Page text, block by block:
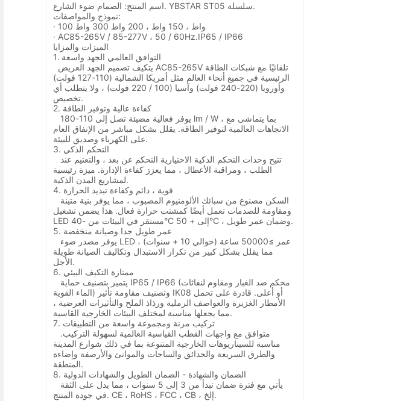
اسم المنتج: الصمام ضوء الشارع. YBSTAR ST05 سلسلة.
نموذج والمواصفات:
·
100 واط ، 150 واط ، 200 واط 300 واط
· AC85-265V / 85-277V ، 50 / 60Hz.IP65 / IP66
الميزات والمزايا
1. التوافق العالمي الجهد واسعة
يتكيف تصميم الجهد العريض AC85-265V تلقائيًا مع شبكات الطاقة
الرئيسية في جميع أنحاء العالم مثل أمريكا الشمالية (110-127 فولت)
وأوروبا (220-240 فولت) وآسيا (100 / 220 فولت) ، ولا يتطلب أي
تخصيص.
2. كفاءة عالية وتوفير الطاقة
يوفر فعالية مضيئة تصل إلى 110-180 lm / W ، بما يتماشى مع
الاتجاهات العالمية لتوفير الطاقة. يقلل بشكل مباشر من الإنفاق العام
على الكهرباء وصديق للبيئة.
3. التحكم الذكي
تتيح وحدات التحكم الذكية الاختيارية التحكم عن بعد ، والتعتيم عند
الطلب ، ومراقبة الأعطال ، مما يعزز كفاءة الإدارة. ميزة رئيسية
لمشاريع المدن الذكية.
4. قوية ، دائم وكفاءة تبديد الحرارة
السكن مصنوع من سبائك الألومنيوم المصبوب ، مما يوفر بنية متينة
ومقاومة للصدمات تعمل أيضًا كمشتت حرارة فعال. هذا يضمن تشغيل
LED مستقر في البيئات من -40° C إلى + 50°
C ، وضمان عمر طويل.
5. عمر طويل جدا وصيانة منخفضة
يوفر مصدر ضوء LED عمر ≥
50000 ساعة (حوالي 10 + سنوات) ،
مما يقلل بشكل كبير من تكرار الاستبدال وتكاليف الصيانة طويلة
الأجل.
6. ممتازة التكيف البيئي
يتميز بتصنيف حماية IP65 / IP66 (محكم ضد الغبار ومقاوم لنفاثات
الماء القوية) وتصنيف مقاومة تأثير IK08 أو أعلى. قادرة على تحمل
الأمطار الغزيرة والعواصف الرملية ورذاذ الملح والتأثيرات العرضية ،
مما يجعلها مناسبة لمختلف البيئات الخارجية القاسية.
7. تركيب مرنة ومجموعة واسعة من التطبيقات
متوافق مع واجهات القطب القياسية العالمية لسهولة التركيب.
مناسبة للسيناريوهات الخارجية المتنوعة بما في ذلك شوارع المدينة
والطرق السريعة والحدائق والساحات والموانئ والأرصفة وإضاءة
المنطقة.
8. الضمان والشهادة - الضمان الطويل والشهادات الدولية
يأتي مع فترة ضمان تبدأ من 3 إلى 5 سنوات ، مما يدل على الثقة
في جودة المنتج. CE ، RoHS ، FCC ، CB ، إلخ.